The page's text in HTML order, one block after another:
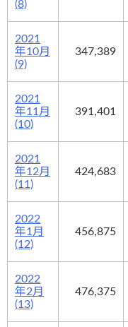
(8)
2021
年10月
(9)
347,389
2021
年11月
(10)
391,401
2021
年12月
(11)
424,683
2022
年1月
(12)
456,875
2022
年2月
(13)
476,375